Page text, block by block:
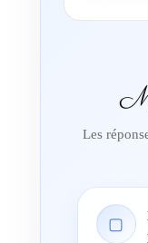
Les
▢